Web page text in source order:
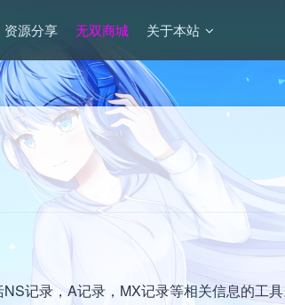
资源分享 无双商城 关于本站
记录，A记录，MX记录等相关信息的工